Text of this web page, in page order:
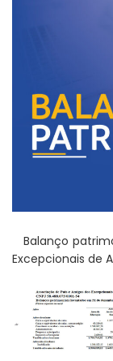
Vereadores
com participação
CONDEMAT+
promovem
mercado de
Balanço
Excepcionais de